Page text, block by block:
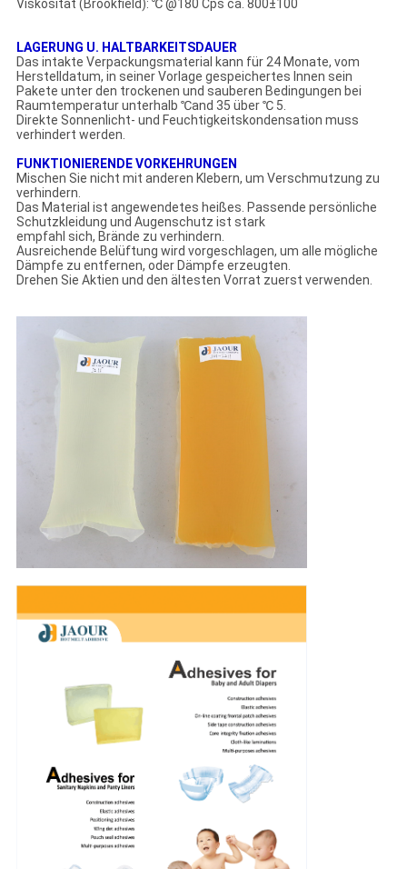
Viskosität (Brookfield): ℃ @180 Cps ca. 800±100
LAGERUNG U. HALTBARKEITSDAUER
Das intakte Verpackungsmaterial kann für 24 Monate, vom
Herstelldatum, in seiner Vorlage gespeichertes Innen sein
Pakete unter den trockenen und sauberen Bedingungen bei
Raumtemperatur unterhalb ℃and 35 über ℃ 5.
Direkte Sonnenlicht- und Feuchtigkeitskondensation muss
verhindert werden.
FUNKTIONIERENDE VORKEHRUNGEN
Mischen Sie nicht mit anderen Klebern, um Verschmutzung zu
verhindern.
Das Material ist angewendetes heißes. Passende persönliche
Schutzkleidung und Augenschutz ist stark
empfahl sich, Brände zu verhindern.
Ausreichende Belüftung wird vorgeschlagen, um alle mögliche
Dämpfe zu entfernen, oder Dämpfe erzeugten.
Drehen Sie Aktien und den ältesten Vorrat zuerst verwenden.